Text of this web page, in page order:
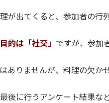
が出てくると、参加者の行
的は「社交」 ですが、参加
ありませんが、料理の欠か
後に行うアンケート結果な